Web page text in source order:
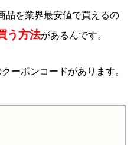
品を業界最安値で買えるの
う方法があるんです。
ーポンコードがあります。